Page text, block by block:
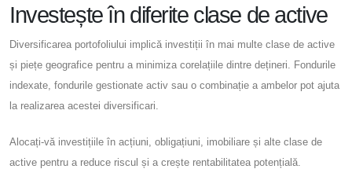
Investește în diferite clase de active
Diversificarea portofoliului implică investiții în mai multe clase de active
și piețe geografice pentru a minimiza corelațiile dintre dețineri. Fondurile
indexate, fondurile gestionate activ sau o combinație a ambelor pot ajuta
la realizarea acestei diversificari.
Alocați-vă investițiile în acțiuni, obligațiuni, imobiliare și alte clase de
active pentru a reduce riscul și a crește rentabilitatea potențială.